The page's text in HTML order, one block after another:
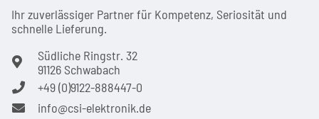
Ihr zuver­läs­siger Partner für Kom­pe­tenz, Seri­osi­tät und
schnel­le Lie­ferung.
Südliche Ringstr. 32
91126 Schwabach
+49 (0)9122-888447-0
info@csi-elektronik.de